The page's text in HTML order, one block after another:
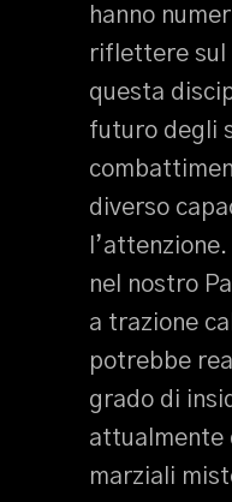
hanno
riflettere sul
questa
futuro degli
diverso
nel nostro
a trazione
potrebbe
grado di
attualmente
marziali